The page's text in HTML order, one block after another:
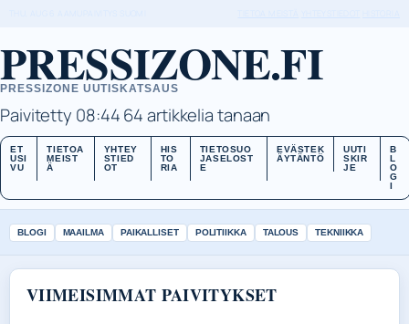
PRESSIZONE.FI
PRESSIZONE UUTISKATSAUS
Paivitetty 08:4464 artikkelia tanaan
ET
USI
VU
TIETOA
MEIST
Ä
YHTEY
STIED
OT
HIS
TO
RIA
TIETOSUO
JASELOST
E
EVÄSTEK
ÄYTÄNTÖ
UUTI
SKIR
JE
B
L
O
G
I
BLOGI MAAILMA PAIKALLISET POLITIIKKA TALOUS TEKNIIKKA
VIIMEISIMMAT PAIVITYKSET